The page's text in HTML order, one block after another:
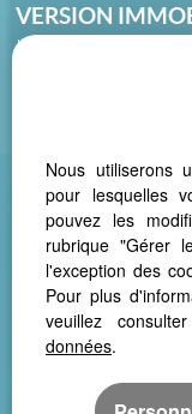
VERSION
La Montagnette –
34420
Notre barème d'honoraires
votre tablette
Nous utiliserons
pour lesquelles
pouvez les
rubrique "Gérer
l'exception des
Pour plus
veuillez consulter
données.